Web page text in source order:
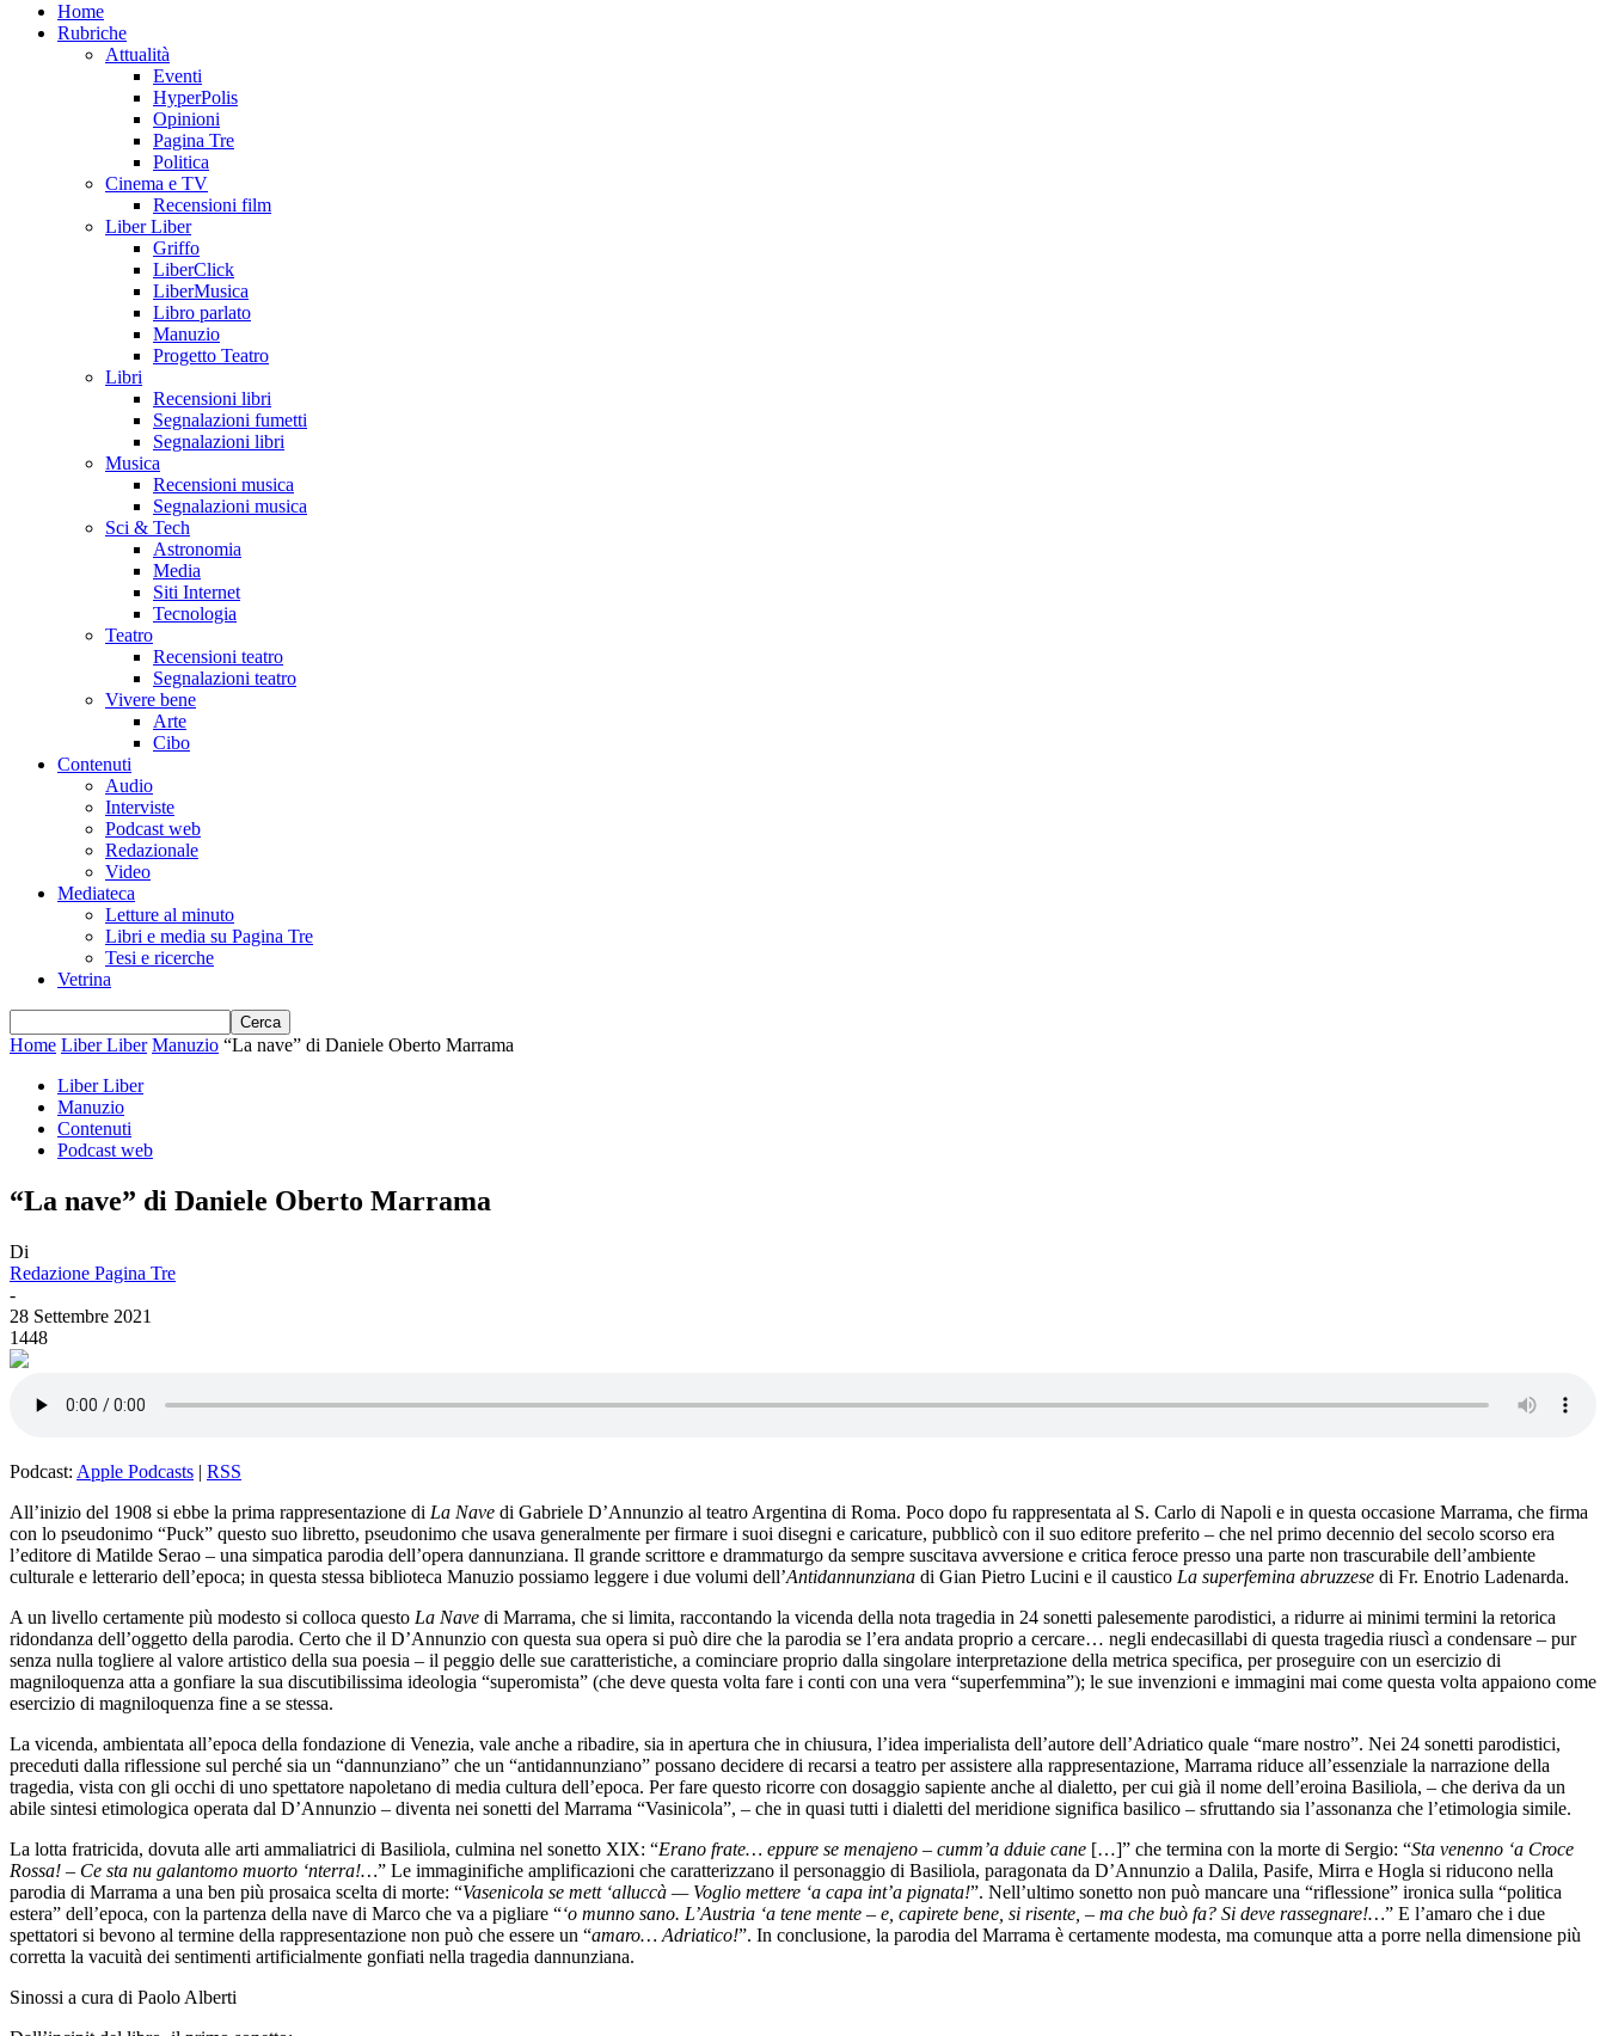
Home
Rubriche
Attualità
Eventi
HyperPolis
Opinioni
Pagina Tre
Politica
Cinema e TV
Recensioni film
Liber Liber
Griffo
LiberClick
LiberMusica
Libro parlato
Manuzio
Progetto Teatro
Libri
Recensioni libri
Segnalazioni fumetti
Segnalazioni libri
Musica
Recensioni musica
Segnalazioni musica
Sci & Tech
Astronomia
Media
Siti Internet
Tecnologia
Teatro
Recensioni teatro
Segnalazioni teatro
Vivere bene
Arte
Cibo
Contenuti
Audio
Interviste
Podcast web
Redazionale
Video
Mediateca
Letture al minuto
Libri e media su Pagina Tre
Tesi e ricerche
Vetrina
Home Liber Liber Manuzio “La nave” di Daniele Oberto Marrama
Liber Liber
Manuzio
Contenuti
Podcast web
“La nave” di Daniele Oberto Marrama
Di
Redazione Pagina Tre
-
28 Settembre 2021
1448
Podcast: Apple Podcasts | RSS
All’inizio del 1908 si ebbe la prima rappresentazione di La Nave di Gabriele D’Annunzio al teatro Argentina di Roma. Poco dopo fu rappresentata al S. Carlo di Napoli e in questa occasione Marrama, che firma
con lo pseudonimo “Puck” questo suo libretto, pseudonimo che usava generalmente per firmare i suoi disegni e caricature, pubblicò con il suo editore preferito – che nel primo decennio del secolo scorso era
l’editore di Matilde Serao – una simpatica parodia dell’opera dannunziana. Il grande scrittore e drammaturgo da sempre suscitava avversione e critica feroce presso una parte non trascurabile dell’ambiente
culturale e letterario dell’epoca; in questa stessa biblioteca Manuzio possiamo leggere i due volumi dell’Antidannunziana di Gian Pietro Lucini e il caustico La superfemina abruzzese di Fr. Enotrio Ladenarda.
A un livello certamente più modesto si colloca questo La Nave di Marrama, che si limita, raccontando la vicenda della nota tragedia in 24 sonetti palesemente parodistici, a ridurre ai minimi termini la retorica
ridondanza dell’oggetto della parodia. Certo che il D’Annunzio con questa sua opera si può dire che la parodia se l’era andata proprio a cercare… negli endecasillabi di questa tragedia riuscì a condensare – pur
senza nulla togliere al valore artistico della sua poesia – il peggio delle sue caratteristiche, a cominciare proprio dalla singolare interpretazione della metrica specifica, per proseguire con un esercizio di
magniloquenza atta a gonfiare la sua discutibilissima ideologia “superomista” (che deve questa volta fare i conti con una vera “superfemmina”); le sue invenzioni e immagini mai come questa volta appaiono come
esercizio di magniloquenza fine a se stessa.
La vicenda, ambientata all’epoca della fondazione di Venezia, vale anche a ribadire, sia in apertura che in chiusura, l’idea imperialista dell’autore dell’Adriatico quale “mare nostro”. Nei 24 sonetti parodistici,
preceduti dalla riflessione sul perché sia un “dannunziano” che un “antidannunziano” possano decidere di recarsi a teatro per assistere alla rappresentazione, Marrama riduce all’essenziale la narrazione della
tragedia, vista con gli occhi di uno spettatore napoletano di media cultura dell’epoca. Per fare questo ricorre con dosaggio sapiente anche al dialetto, per cui già il nome dell’eroina Basiliola, – che deriva da un
abile sintesi etimologica operata dal D’Annunzio – diventa nei sonetti del Marrama “Vasinicola”, – che in quasi tutti i dialetti del meridione significa basilico – sfruttando sia l’assonanza che l’etimologia simile.
La lotta fratricida, dovuta alle arti ammaliatrici di Basiliola, culmina nel sonetto XIX: “Erano frate… eppure se menajeno – cumm’a dduie cane […]” che termina con la morte di Sergio: “Sta venenno ‘a Croce
Rossa! – Ce sta nu galantomo muorto ‘nterra!…” Le immaginifiche amplificazioni che caratterizzano il personaggio di Basiliola, paragonata da D’Annunzio a Dalila, Pasife, Mirra e Hogla si riducono nella
parodia di Marrama a una ben più prosaica scelta di morte: “Vasenicola se mett ‘alluccà — Voglio mettere ‘a capa int’a pignata!”. Nell’ultimo sonetto non può mancare una “riflessione” ironica sulla “politica
estera” dell’epoca, con la partenza della nave di Marco che va a pigliare “‘o munno sano. L’Austria ‘a tene mente – e, capirete bene, si risente, – ma che buò fa? Si deve rassegnare!…” E l’amaro che i due
spettatori si bevono al termine della rappresentazione non può che essere un “amaro… Adriatico!”. In conclusione, la parodia del Marrama è certamente modesta, ma comunque atta a porre nella dimensione più
corretta la vacuità dei sentimenti artificialmente gonfiati nella tragedia dannunziana.
Sinossi a cura di Paolo Alberti